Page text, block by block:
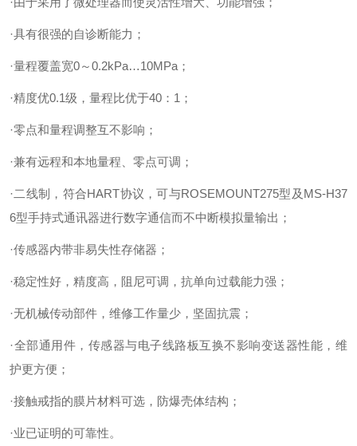
·具有很强的自诊断能力；
·量程覆盖宽0～0.2kPa…10MPa；
·精度优0.1级，量程比优于40：1；
·零点和量程调整互不影响；
·兼有远程和本地量程、零点可调；
·二线制，符合HART协议，可与ROSEMOUNT275型及MS-H37
6型手持式通讯器进行数字通信而不中断模拟量输出；
·传感器内带非易失性存储器；
·稳定性好，精度高，阻尼可调，抗单向过载能力强；
·无机械传动部件，维修工作量少，坚固抗震；
·全部通用件，传感器与电子线路板互换不影响变送器性能，维
护更方便；
·接触戒指的膜片材料可选，防爆壳体结构；
·业已证明的可靠性。